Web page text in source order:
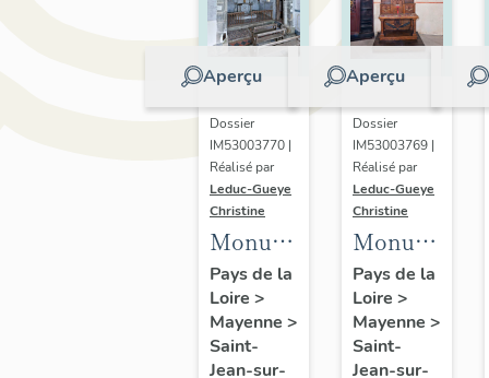
Aperçu
Dossier
IM53003770 |
Réalisé par
Leduc-Gueye
Christine
Monument
aux
morts,
chapelle
Saint-
Pays de la
Loire >
Mayenne >
Saint-
Jean-sur-
Aperçu
Dossier
IM53003769 |
Réalisé par
Leduc-Gueye
Christine
Monument
aux
morts,
église
paroissiale
Pays de la
Loire >
Mayenne >
Saint-
Jean-sur-